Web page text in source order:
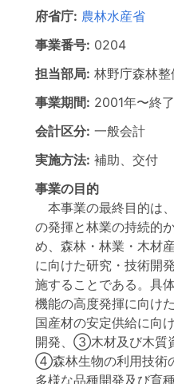
府省庁: 農林水産省
事業番号: 0204
担当部局: 林野庁森林整
事業期間: 2001年〜終
会計区分: 一般会計
実施方法: 補助、交付
事業の目的
本事業の最終目的は
の発揮と林業の持続的
め、森林・林業・木材
に向けた研究・技術開
施することである。具
機能の高度発揮に向け
国産材の安定供給に向
開発、③木材及び木質
④森林生物の利用技術
多様な品種開発及び育